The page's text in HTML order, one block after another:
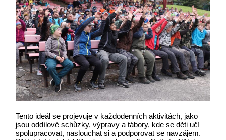
Tento ideál se projevuje v každodenních aktivitách, jako
jsou oddílové schůzky, výpravy a tábory, kde se děti učí
spolupracovat, naslouchat si a podporovat se navzájem.